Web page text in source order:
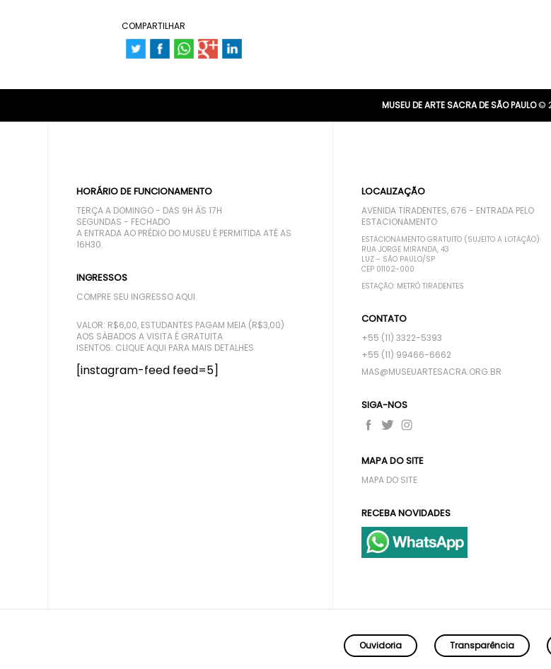
COMPARTILHAR
MUSEU DE ARTE SACRA DE SÃO PAULO©
HORÁRIO DE FUNCIONAMENTO
TERÇA A DOMINGO - DAS 9H ÀS 17H
SEGUNDAS - FECHADO
A ENTRADA AO PRÉDIO DO MUSEU É PERMITIDA ATÉ AS
16H30.
INGRESSOS
COMPRE SEU INGRESSO AQUI.
VALOR: R$6,00, ESTUDANTES PAGAM MEIA (R$3,00)
AOS SÁBADOS A VISITA É GRATUITA
ISENTOS: CLIQUE AQUI PARA MAIS DETALHES
[instagram-feed feed=5]
LOCALIZAÇÃO
AVENIDA TIRADENTES, 676 - ENTRADA PELO
ESTACIONAMENTO
ESTACIONAMENTO GRATUITO (SUJEITO A LOTAÇÃO)
RUA JORGE MIRANDA, 43
LUZ - SÃO PAULO/SP
CEP 01102-000
ESTAÇÃO: METRÔ TIRADENTES
CONTATO
+55 (11) 3322-5393
+55 (11) 99466-6662
MAS@MUSEUARTESACRA.ORG.BR
SIGA-NOS
MAPA DO SITE
MAPA DO SITE
RECEBA NOVIDADES
Ouvidoria Transparência